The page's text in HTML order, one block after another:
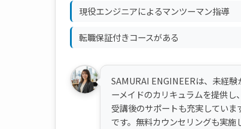
現役エンジニアによるマンツーマン指導
転職保証付きコースがある
SAMURAI ENGINEERは、未経
ーメイドのカリキュラムを提供し
受講後のサポートも充実してい
です。無料カウンセリングも実施